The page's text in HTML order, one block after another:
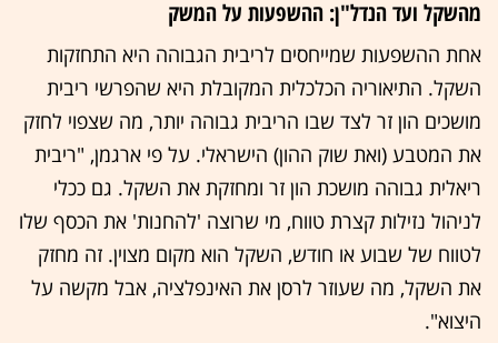
מהשקל ועד הנדל"ן: ההשפעות על המשק
אחת ההשפעות שמייחסים לריבית הגבוהה היא התחזקות
השקל. התיאוריה הכלכלית המקובלת היא שהפרשי ריבית
מושכים הון זר לצד שבו הריבית גבוהה יותר, מה שצפוי לחזק
את המטבע (ואת שוק ההון) הישראלי. על פי ארגמן, "ריבית
ריאלית גבוהה מושכת הון זר ומחזקת את השקל. גם ככלי
לניהול נזילות קצרת טווח, מי שרוצה 'להחנות' את הכסף שלו
לטווח של שבוע או חודש, השקל הוא מקום מצוין. זה מחזק
את השקל, מה שעוזר לרסן את האינפלציה, אבל מקשה על
היצוא".